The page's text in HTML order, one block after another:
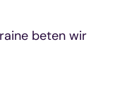
beten wir